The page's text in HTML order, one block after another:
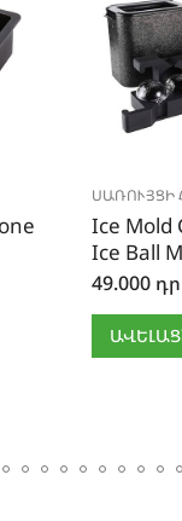
ՍԱՌՈՒՅՑԻ
Ice Mold
Ice Ball
49.000